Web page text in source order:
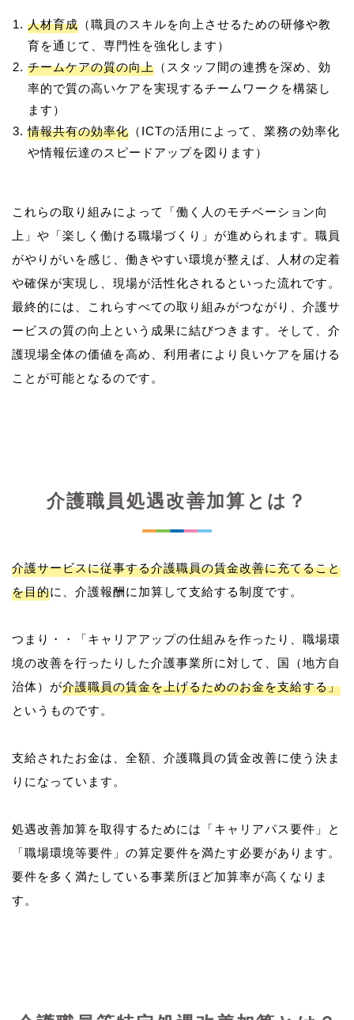
人材育成 （職員のスキルを向上させるための研修や教
育を通じて、専門性を強化します）
チームケアの質の向上 （スタッフ間の連携を深め、効
率的で質の高いケアを実現するチームワークを構築し
ます）
情報共有の効率化 （ICTの活用によって、業務の効率化
や情報伝達のスピードアップを図ります）
これらの取り組みによって「働く人のモチベーション向
上」や「楽しく働ける職場づくり」が進められます。職員
がやりがいを感じ、働きやすい環境が整えば、人材の定着
や確保が実現し、現場が活性化されるといった流れです。
最終的には、これらすべての取り組みがつながり、介護サ
ービスの質の向上という成果に結びつきます。そして、介
護現場全体の価値を高め、利用者により良いケアを届ける
介護職員処遇改善加算とは？
介護サービスに従事する介護職員の賃金改善に充てること
を目的に、介護報酬に加算して支給する制度です。
つまり・・「キャリアアップの仕組みを作ったり、職場環
境の改善を行ったりした介護事業所に対して、国（地方自
治体）が介護職員の賃金を上げるためのお金を支給する」
というものです。
支給されたお金は、全額、介護職員の賃金改善に使う決ま
りになっています。
処遇改善加算を取得するためには「キャリアパス要件」と
「職場環境等要件」の算定要件を満たす必要があります。
要件を多く満たしている事業所ほど加算率が高くなりま
す。